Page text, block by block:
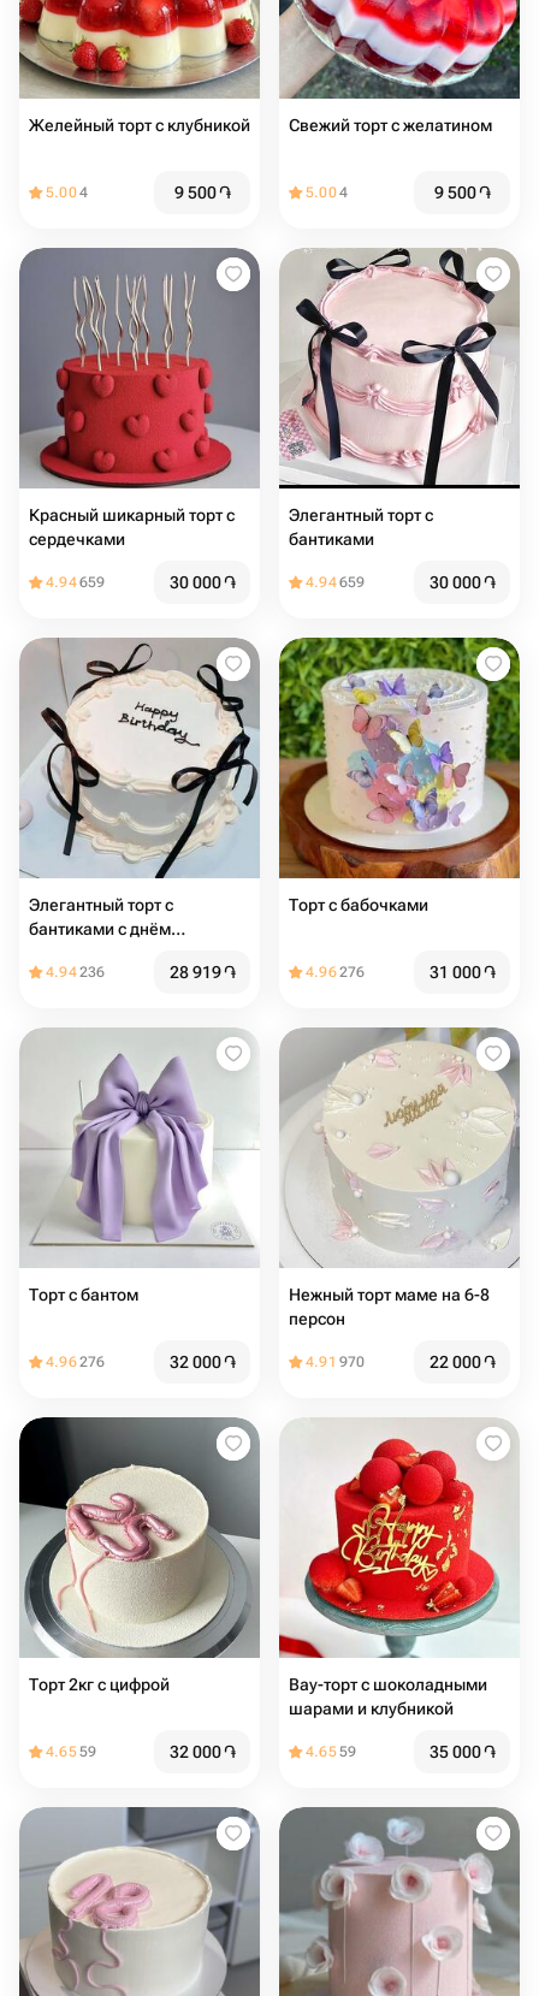
Желейный торт с клубникой
5.004 9 500֏
Свежий торт с желатином
5.004 9 500֏
Красный шикарный торт с
сердечками
4.94659 30 000֏
Элегантный торт с
бантиками
4.94659 30 000֏
Элегантный торт с
бантиками с днём
4.94236 28 919֏
Торт с бабочками
4.96276 31 000֏
Торт с бантом
4.96276 32 000֏
Нежный торт маме на 6-8
персон
4.91 970 22 000֏
Торт 2кг с цифрой
4.6559 32 000֏
Вау-торт с шоколадными
шарами и клубникой
4.6559 35 000֏